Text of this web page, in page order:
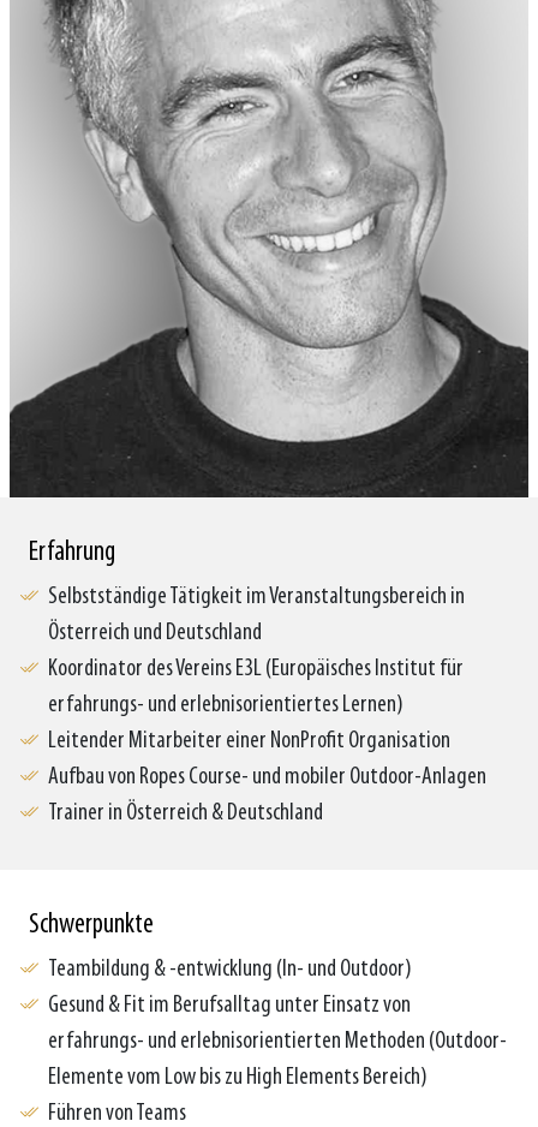
Erfahrung
Selbstständige Tätigkeit im Veranstaltungsbereich in
Österreich und Deutschland
Koordinator des Vereins E3L (Europäisches Institut für
erfahrungs- und erlebnisorientiertes Lernen)
Leitender Mitarbeiter einer NonProfit Organisation
Aufbau von Ropes Course- und mobiler Outdoor-Anlagen
Trainer in Österreich & Deutschland
Schwerpunkte
Teambildung & -entwicklung (In- und Outdoor)
Gesund & Fit im Berufsalltag unter Einsatz von
erfahrungs- und erlebnisorientierten Methoden (Outdoor-
Elemente vom Low bis zu High Elements Bereich)
Führen von Teams